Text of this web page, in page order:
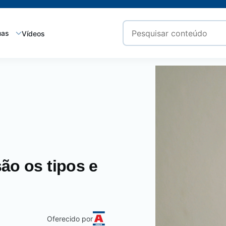
Vídeos
os tipos e
Oferecido por